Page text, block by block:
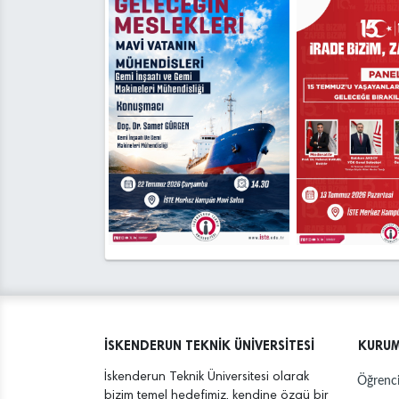
İSKENDERUN TEKNİK ÜNİVERSİTESİ
İskenderun Teknik Üniversitesi olarak
bizim temel hedefimiz, kendine özgü bir